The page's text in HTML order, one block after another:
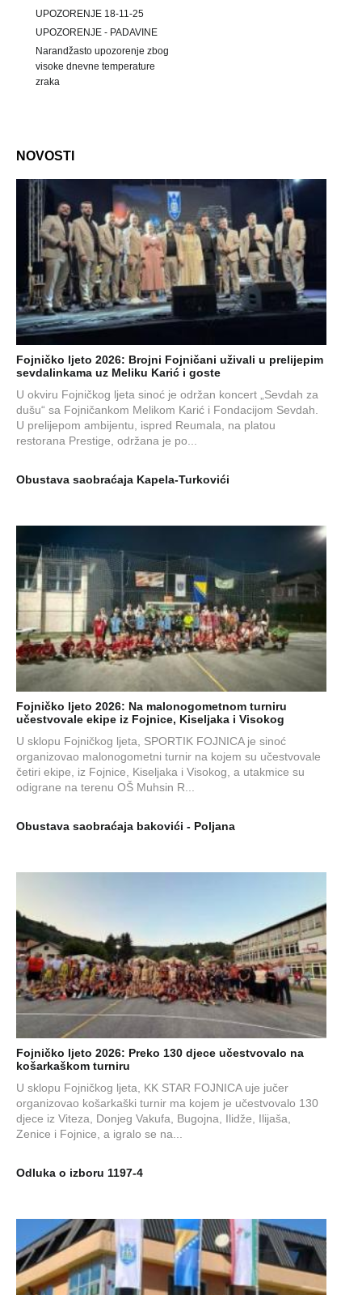
UPOZORENJE 18-11-25
UPOZORENJE - PADAVINE
Narandžasto upozorenje zbog
visoke dnevne temperature
zraka
NOVOSTI
Fojničko ljeto 2026: Brojni Fojničani uživali u prelijepim
sevdalinkama uz Meliku Karić i goste
U okviru Fojničkog ljeta sinoć je održan koncert „Sevdah za
dušu“ sa Fojničankom Melikom Karić i Fondacijom Sevdah.
U prelijepom ambijentu, ispred Reumala, na platou
restorana Prestige, održana je po...
Obustava saobraćaja Kapela-Turkovići
Fojničko ljeto 2026: Na malonogometnom turniru
učestvovale ekipe iz Fojnice, Kiseljaka i Visokog
U sklopu Fojničkog ljeta, SPORTIK FOJNICA je sinoć
organizovao malonogometni turnir na kojem su učestvovale
četiri ekipe, iz Fojnice, Kiseljaka i Visokog, a utakmice su
odigrane na terenu OŠ Muhsin R...
Obustava saobraćaja bakovići - Poljana
Fojničko ljeto 2026: Preko 130 djece učestvovalo na
košarkaškom turniru
U sklopu Fojničkog ljeta, KK STAR FOJNICA uje jučer
organizovao košarkaški turnir ma kojem je učestvovalo 130
djece iz Viteza, Donjeg Vakufa, Bugojna, Ilidže, Ilijaša,
Zenice i Fojnice, a igralo se na...
Odluka o izboru 1197-4